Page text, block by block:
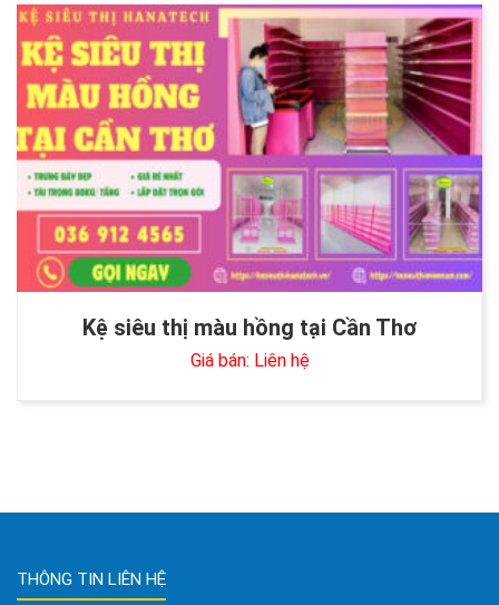
Kệ siêu thị màu hồng tại Cần Thơ
Giá bán: Liên hệ
THÔNG TIN LIÊN HỆ